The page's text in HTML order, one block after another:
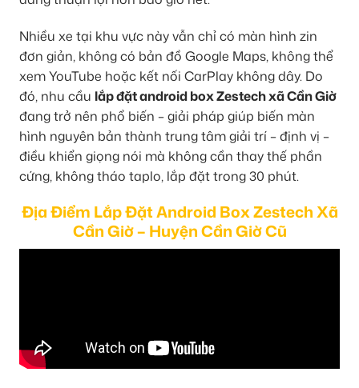
Nhiều xe tại khu vực này vẫn chỉ có màn hình zin
đơn giản, không có bản đồ Google Maps, không thể
xem YouTube hoặc kết nối CarPlay không dây. Do
đó, nhu cầu lắp đặt android box Zestech xã Cần Giờ
đang trở nên phổ biến – giải pháp giúp biến màn
hình nguyên bản thành trung tâm giải trí – định vị –
điều khiển giọng nói mà không cần thay thế phần
cứng, không tháo taplo, lắp đặt trong 30 phút.
Địa Điểm Lắp Đặt Android Box Zestech Xã
Cần Giờ – Huyện Cần Giờ Cũ